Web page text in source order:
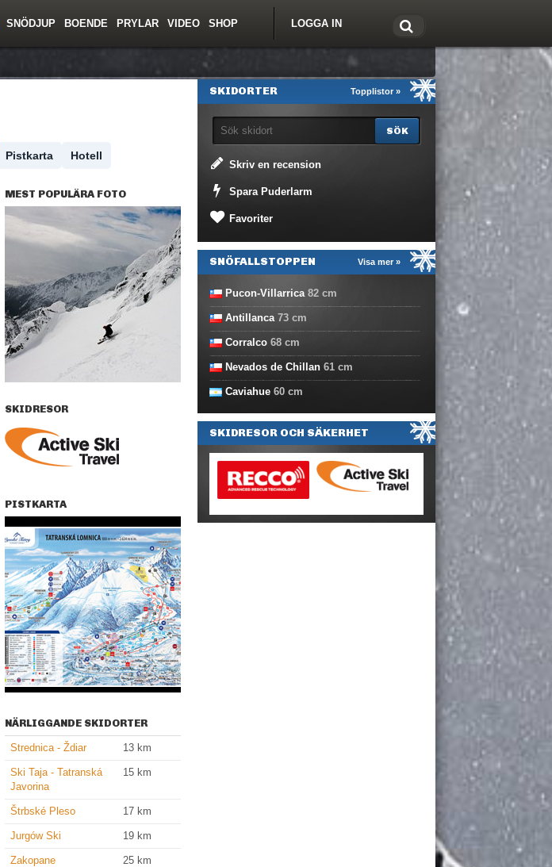
LOGGA IN
SNÖDJUP BOENDE PRYLAR VIDEO SHOP
Pistkarta Hotell
MEST POPULÄRA FOTO
SKIDRESOR
PISTKARTA
NÄRLIGGANDE SKIDORTER
Strednica - Ždiar 13 km
Ski Taja - Tatranská
Javorina
15 km
Štrbské Pleso 17 km
Jurgów Ski 19 km
Zakopane 25 km
Topplistor »
SKIDORTER
Skriv en recension
Spara Puderlarm
Favoriter
Visa mer »
SNÖFALLSTOPPEN
Pucon-Villarrica82 cm
Antillanca73 cm
Corralco 68 cm
Nevados de Chillan 61 cm
Caviahue 60 cm
SKIDRESOR OCH SÄKERHET